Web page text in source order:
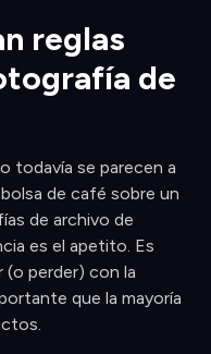
reglas
de
todavía se parecen a
de café sobre un
de archivo de
es el apetito. Es
(o perder) con la
que la mayoría